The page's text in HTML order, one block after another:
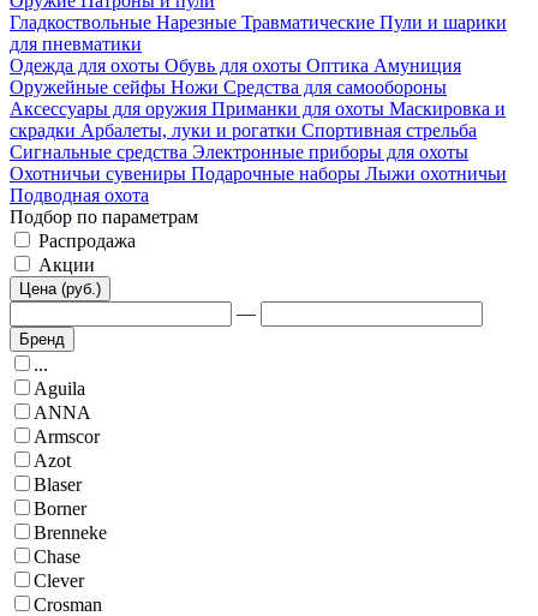
Гладкоствольные Нарезные Травматические Пули и шарики
для пневматики
Одежда для охоты Обувь для охоты Оптика Амуниция
Оружейные сейфы Ножи Средства для самообороны
Аксессуары для оружия Приманки для охоты Маскировка и
скрадки Арбалеты, луки и рогатки Спортивная стрельба
Сигнальные средства Электронные приборы для охоты
Охотничьи сувениры Подарочные наборы Лыжи охотничьи
Подводная охота
Подбор по параметрам
Распродажа
Акции
Цена (руб.)
—
Бренд
...
Aguila
ANNA
Armscor
Azot
Blaser
Borner
Brenneke
Chase
Clever
Crosman